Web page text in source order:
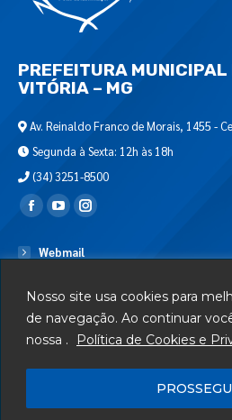
Nosso site usa cookies para
de navegação. Ao continuar
nossa .
Política de Cookies e
PREFEITURA MUNICIPAL
VITÓRIA – MG
Av. Reinaldo Franco de Morais, 1455 -
Segunda à Sexta: 12h às 18h
(34) 3251-8500
Encontre-nos em:
Webmail
Serviços
Telefones Úteis